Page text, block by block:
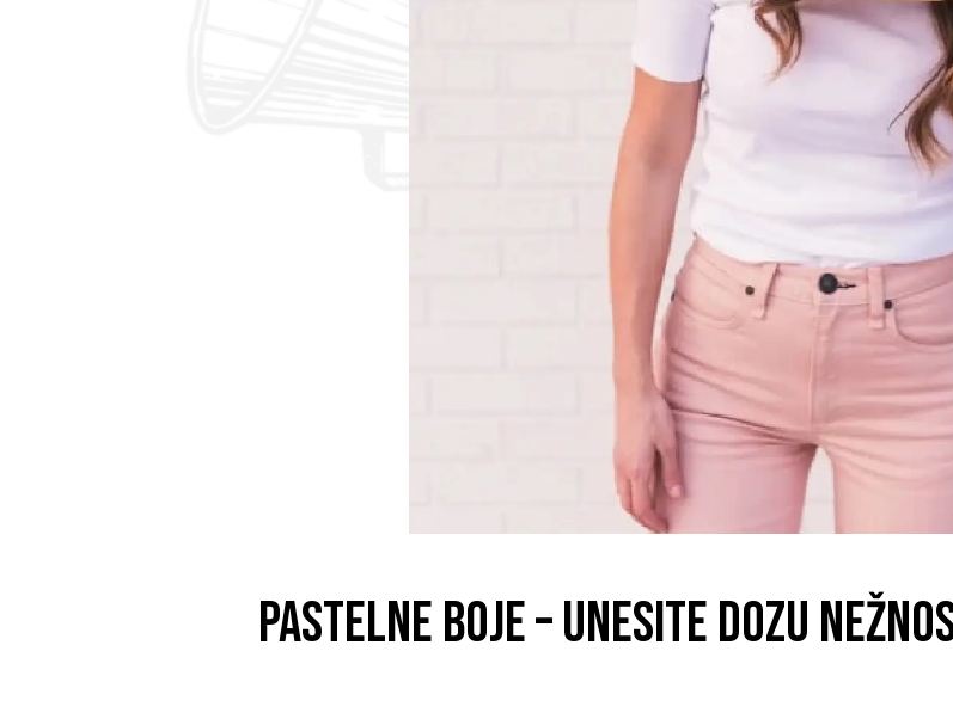
PASTELNE BOJE – UNESITE DOZU